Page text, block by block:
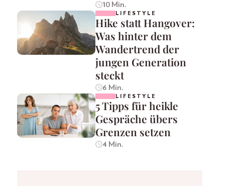
10 Min.
LIFESTYLE
Hike statt Hangover:
Was hinter dem
Wandertrend der
jungen Generation
steckt
6 Min.
LIFESTYLE
5 Tipps für heikle
Gespräche übers
Grenzen setzen
4 Min.